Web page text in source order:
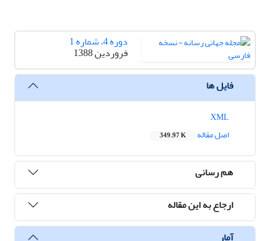
دوره 4، شماره 1
فروردین 1388
فایل ها
اصل مقاله
349.97 K
هم رسانی
ارجاع به این مقاله
آمار